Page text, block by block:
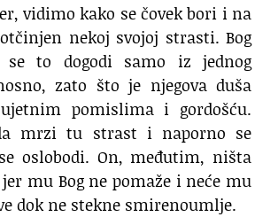
vidimo kako se čovek bori i na
nekoj svojoj strasti. Bog
se to dogodi samo iz jednog
zato što je njegova duša
pomislima i gordošću.
mrzi tu strast i naporno se
oslobodi. On, međutim, ništa
mu Bog ne pomaže i neće mu
dok ne stekne smirenoumlje.